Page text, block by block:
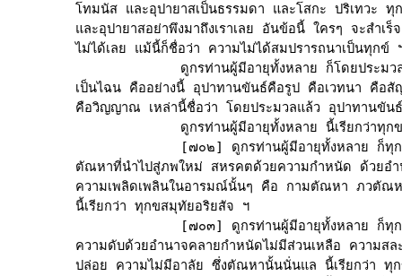
โทมนัส และอุปายาสเป็นธรรมดา และโสกะ ปริเทวะ
และอุปายาสอย่าพึงมาถึงเราเลย อันข้อนี้ ใครๆ จะสำเร็
ไม่ได้เลย แม้นี้ก็ชื่อว่า ความไม่ได้สมปรารถนาเป็นทุกข์
ดูกรท่านผู้มีอายุทั้งหลาย ก็โดยประม
เป็นไฉน คืออย่างนี้ อุปาทานขันธ์คือรูป คือเวทนา คือสั
คือวิญญาณ เหล่านี้ชื่อว่า โดยประมวลแล้ว อุปาทานขั
ดูกรท่านผู้มีอายุทั้งหลาย นี้เรียกว่าทุก
[๗๐๒] ดูกรท่านผู้มีอายุทั้งหลาย ก็ทุ
ตัณหาที่นำไปสู่ภพใหม่ สหรคตด้วยความกำหนัด ด้วยอ
ความเพลิดเพลินในอารมณ์นั้นๆ คือ กามตัณหา ภวตัณ
นี้เรียกว่า ทุกขสมุทัยอริยสัจ ฯ
[๗๐๓] ดูกรท่านผู้มีอายุทั้งหลาย ก็ทุ
ความดับด้วยอำนาจคลายกำหนัดไม่มีส่วนเหลือ ความส
ปล่อย ความไม่มีอาลัย ซึ่งตัณหานั้นนั่นแล นี้เรียกว่า ทุ